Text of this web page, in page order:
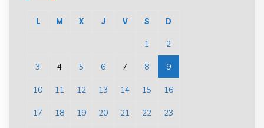
L M X J V S D
1 2
3 4 5 6 7 8 9
10 11 12 13 14 15 16
17 18 19 20 21 22 23